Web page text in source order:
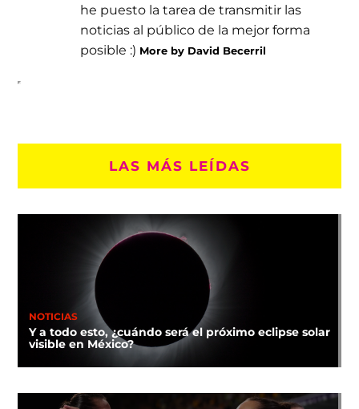
he puesto la tarea de transmitir las
noticias al público de la mejor forma
posible :) More by David Becerril
LAS MÁS LEÍDAS
NOTICIAS
Y a todo esto, ¿cuándo será el próximo eclipse solar
visible en México?